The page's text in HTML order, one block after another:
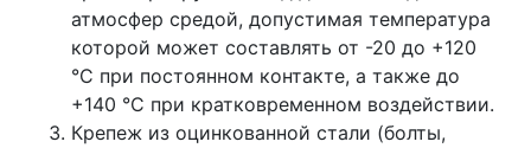
атмосфер средой, допустимая температура
которой может составлять от -20 до +120
°C при постоянном контакте, а также до
+140 °C при кратковременном воздействии.
Крепеж из оцинкованной стали (болты,